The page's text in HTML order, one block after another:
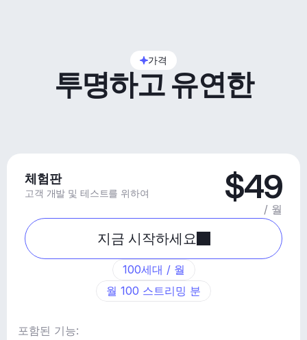
가격
투명하고 유연한
체험판
고객 개발 및 테스트를 위하여 $49
/ 월
지금 시작하세요
100세대 / 월
월 100 스트리밍 분
포함된 기능: